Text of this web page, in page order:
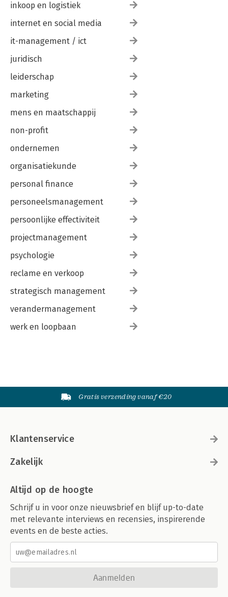
inkoop en logistiek
internet en social media
it-management / ict
juridisch
leiderschap
marketing
mens en maatschappij
non-profit
ondernemen
organisatiekunde
personal finance
personeelsmanagement
persoonlijke effectiviteit
projectmanagement
psychologie
reclame en verkoop
strategisch management
verandermanagement
werk en loopbaan
Gratis verzending vanaf €20
Klantenservice
Zakelijk
Altijd op de hoogte
Schrijf u in voor onze nieuwsbrief en blijf up-to-date
met relevante interviews en recensies, inspirerende
events en de beste acties.
Aanmelden